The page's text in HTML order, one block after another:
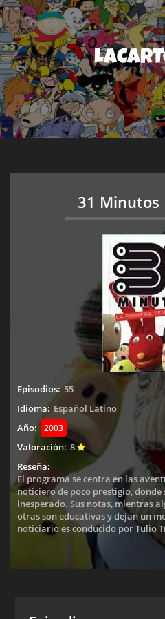
31 Minutos
Episodios: 55
Idioma: Español Latino
Año:
2003
Valoración: 8
Reseña:
El programa se centra en las
noticiero de poco prestigio,
inesperado. Sus notas, mientras
otras son educativas y dejan un
noticiario es conducido por Tulio